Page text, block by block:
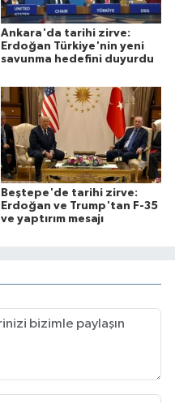
Ankara'da tarihi zirve:
Erdoğan Türkiye'nin yeni
savunma hedefini duyurdu
Beştepe'de tarihi zirve:
Erdoğan ve Trump'tan F-35
ve yaptırım mesajı